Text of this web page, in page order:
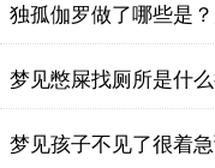
独孤伽罗做了哪些是
梦见憋屎找厕所是什
梦见孩子不见了很着